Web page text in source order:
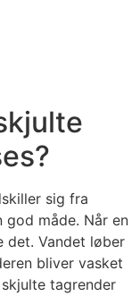
sig fra
måde. Når en
det. Vandet løber
bliver vasket
tagrender